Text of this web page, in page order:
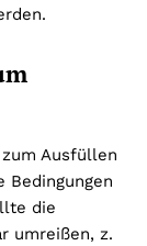
Ausfüllen
die
umreißen, z.